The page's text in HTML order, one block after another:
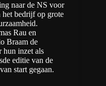
naar de NS voor
het bedrijf op grote
Rau en
Braam de
hun inzet als
editie van de
start gegaan.